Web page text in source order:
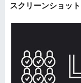
スクリーンショット